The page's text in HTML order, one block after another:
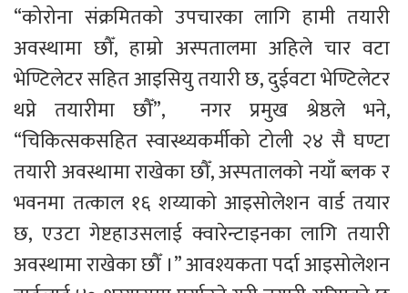
“कोरोना संक्रमितको उपचारका लागि हामी तयारी
अवस्थामा छौँ, हाम्रो अस्पतालमा अहिले चार वटा
भेण्टिलेटर सहित आइसियु तयारी छ, दुईवटा भेण्टिलेटर
थप्ने तयारीमा छौँ”,  नगर प्रमुख श्रेष्ठले भने,
“चिकित्सकसहित स्वास्थ्यकर्मीको टोली २४ सै घण्टा
तयारी अवस्थामा राखेका छौँ, अस्पतालको नयाँ ब्लक र
भवनमा तत्काल १६ शय्याको आइसोलेशन वार्ड तयार
छ, एउटा गेष्टहाउसलाई क्वारेन्टाइनका लागि तयारी
अवस्थामा राखेका छौँ ।” आवश्यकता पर्दा आइसोलेशन